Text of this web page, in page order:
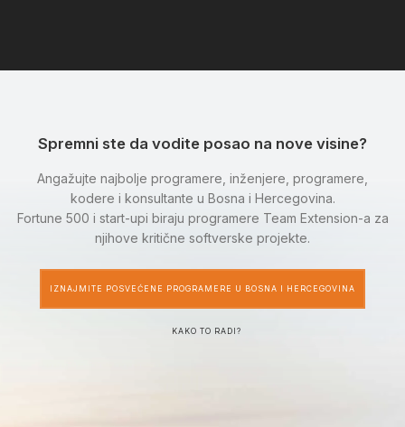
Spremni ste da vodite posao na nove visine?
Angažujte najbolje programere, inženjere, programere,
kodere i konsultante u Bosna i Hercegovina.
Fortune 500 i start-upi biraju programere Team Extension-a za
njihove kritične softverske projekte.
IZNAJMITE POSVEĆENE PROGRAMERE U BOSNA I HERCEGOVINA
KAKO TO RADI?